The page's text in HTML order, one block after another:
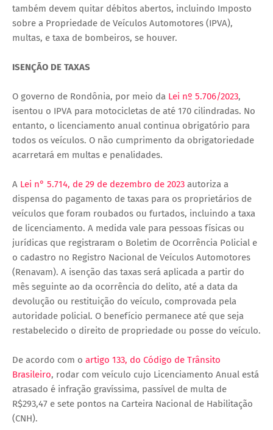
também devem quitar débitos abertos, incluindo Imposto
sobre a Propriedade de Veículos Automotores (IPVA),
multas, e taxa de bombeiros, se houver.
ISENÇÃO DE TAXAS
O governo de Rondônia, por meio da Lei nº 5.706/2023,
isentou o IPVA para motocicletas de até 170 cilindradas. No
entanto, o licenciamento anual continua obrigatório para
todos os veículos. O não cumprimento da obrigatoriedade
acarretará em multas e penalidades.
A Lei n° 5.714, de 29 de dezembro de 2023 autoriza a
dispensa do pagamento de taxas para os proprietários de
veículos que foram roubados ou furtados, incluindo a taxa
de licenciamento. A medida vale para pessoas físicas ou
jurídicas que registraram o Boletim de Ocorrência Policial e
o cadastro no Registro Nacional de Veículos Automotores
(Renavam). A isenção das taxas será aplicada a partir do
mês seguinte ao da ocorrência do delito, até a data da
devolução ou restituição do veículo, comprovada pela
autoridade policial. O benefício permanece até que seja
restabelecido o direito de propriedade ou posse do veículo.
De acordo com o artigo 133, do Código de Trânsito
Brasileiro, rodar com veículo cujo Licenciamento Anual está
atrasado é infração gravíssima, passível de multa de
R$293,47 e sete pontos na Carteira Nacional de Habilitação
(CNH).